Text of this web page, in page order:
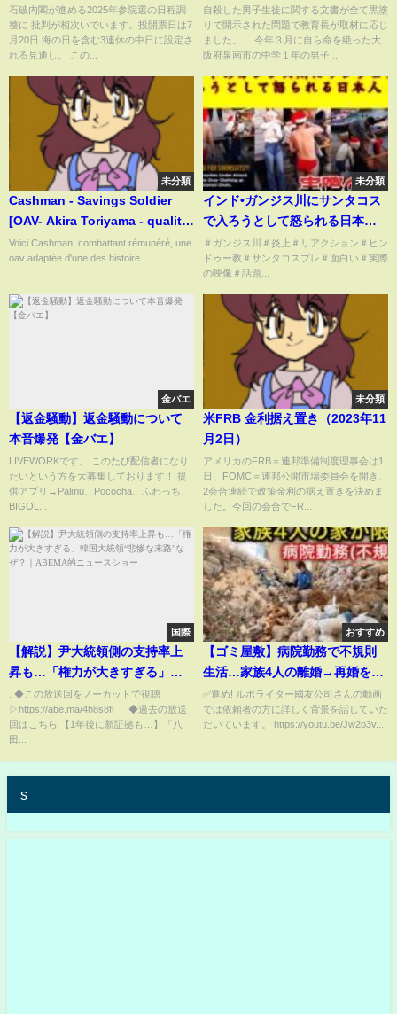
の・・・【石破首相 公明党
自民党】
石破内閣が進める2025年参院選の日程調
整に 批判が相次いでいます。投開票日は7
月20日 海の日を含む3連休の中日に設定さ
れる見通し。 この...
長「調査に影響を与える」
（2022年9月22日）
自殺した男子生徒に関する文書が全て黒塗
りで開示された問題で教育長が取材に応じ
ました。 今年３月に自ら命を絶った大
阪府泉南市の中学１年の男子...
未分類
Cashman - Savings Soldier
[OAV- Akira Toriyama - qualité
VHS]
Voici Cashman, combattant rémunéré, une
oav adaptée d'une des histoire...
未分類
インド•ガンジス川にサンタコス
で入ろうとして怒られる日本人
達がやばすぎて炎上！！【実際
の映像】
＃ガンジス川＃炎上＃リアクション＃ヒン
ドゥー教＃サンタコスプレ＃面白い＃実際
の映像＃話題...
金バエ
【返金騒動】返金騒動について
本音爆発【金バエ】
LIVEWORKです。 このたび配信者になり
たいという方を大募集しております！ 提
供アプリ→Palmu、Pococha、ふわっち、
BIGOL...
未分類
米FRB 金利据え置き（2023年11
月2日）
アメリカのFRB＝連邦準備制度理事会は1
日、FOMC＝連邦公開市場委員会を開き、
2会合連続で政策金利の据え置きを決めま
した。今回の会合でFR...
国際
【解説】尹大統領側の支持率上
昇も…「権力が大きすぎる」韓
国大統領“悲惨な末路”なぜ？｜
ABEMA的ニュースショー
. ◆この放送回をノーカットで視聴
▷https://abe.ma/4h8s8fl ◆過去の放送
回はこちら 【1年後に新証拠も…】「八
田...
おすすめ
【ゴミ屋敷】病院勤務で不規則
生活…家族4人の離婚→再婚を経
て「片付ける」決意
✅進め! ルポライター國友公司さんの動画
では依頼者の方に詳しく背景を話していた
だいています。 https://youtu.be/Jw2o3v...
s